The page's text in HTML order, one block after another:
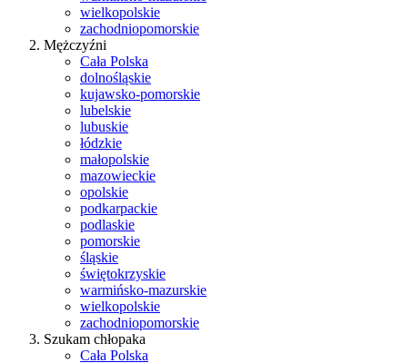
wielkopolskie
zachodniopomorskie
Mężczyźni
Cała Polska
dolnośląskie
kujawsko-pomorskie
lubelskie
lubuskie
łódzkie
małopolskie
mazowieckie
opolskie
podkarpackie
podlaskie
pomorskie
śląskie
świętokrzyskie
warmińsko-mazurskie
wielkopolskie
zachodniopomorskie
Szukam chłopaka
Cała Polska